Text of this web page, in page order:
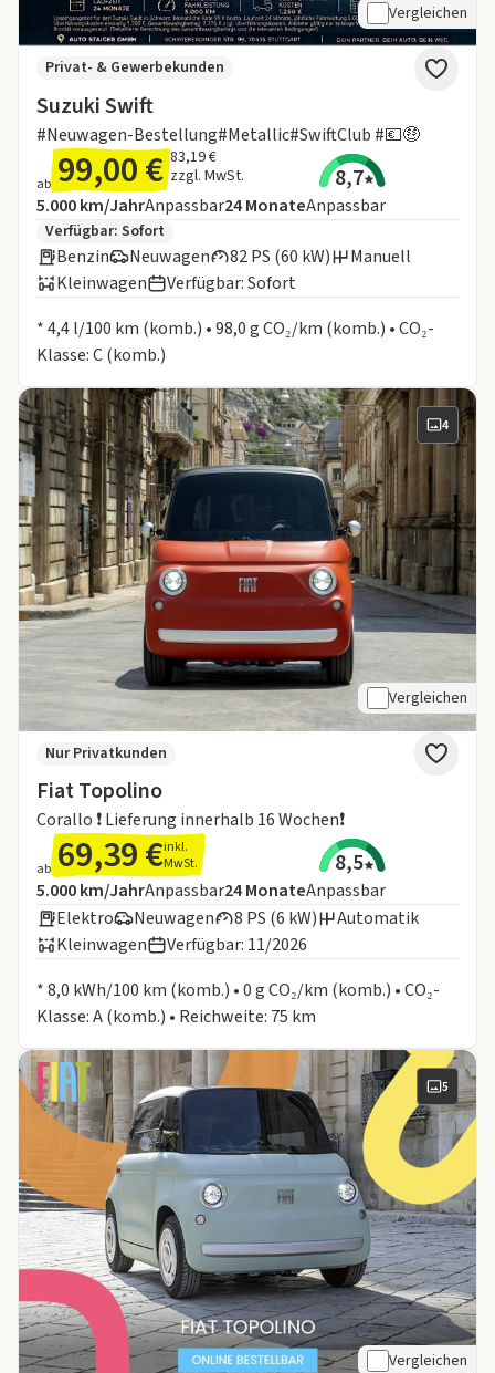
Vergleichen
Suzuki Swift
#Neuwagen-Bestellung#Metallic#SwiftClub #💶🤑
Privat- & Gewerbekunden
ab 99,00 € 83,19 €
zzgl. MwSt.
8,7
Angebotsdetails:
Inklusive Laufleistung
5.000 km/JahrAnpassbarLaufzeit
24MonateAnpassbar
Zusätzliche Fahrzeuginformationen:
Verfügbar: Sofort
Benzin Neuwagen 82 PS (60 kW)
Manuell
Kleinwagen
Verfügbar: Sofort
* 4,4 l/100 km (komb.) • 98,0 g CO₂/km (komb.) • CO₂-
Klasse: C (komb.)
4
Vergleichen
Fiat Topolino
Corallo ❗️ Lieferung innerhalb 16 Wochen❗️
Nur Privatkunden
ab 69,39 €inkl.
MwSt.
8,5
Angebotsdetails:
Inklusive Laufleistung
5.000 km/JahrAnpassbarLaufzeit
24MonateAnpassbar
Elektro
Neuwagen 8 PS (6 kW)
Automatik
Kleinwagen
Verfügbar: 11/2026
* 8,0 kWh/100 km (komb.) • 0 g CO₂/km (komb.) • CO₂-
Klasse: A (komb.) • Reichweite: 75 km
5
Vergleichen